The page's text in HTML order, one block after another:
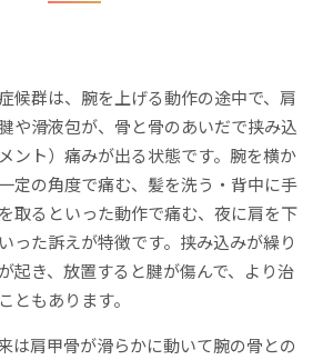
候群は、腕を上げる動作の途中で、肩
や滑液包が、骨と骨のあいだで挟み込
ント）痛みが出る状態です。腕を横か
定の角度で痛む、髪を洗う・背中に手
取るといった動作で痛む、夜に肩を下
った訴えが特徴です。挟み込みが繰り
起き、放置すると腱が傷んで、より治
ともあります。
は肩甲骨が滑らかに動いて腕の骨との